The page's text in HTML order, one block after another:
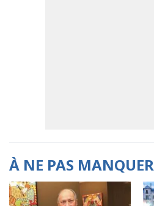
À NE PAS MANQUER